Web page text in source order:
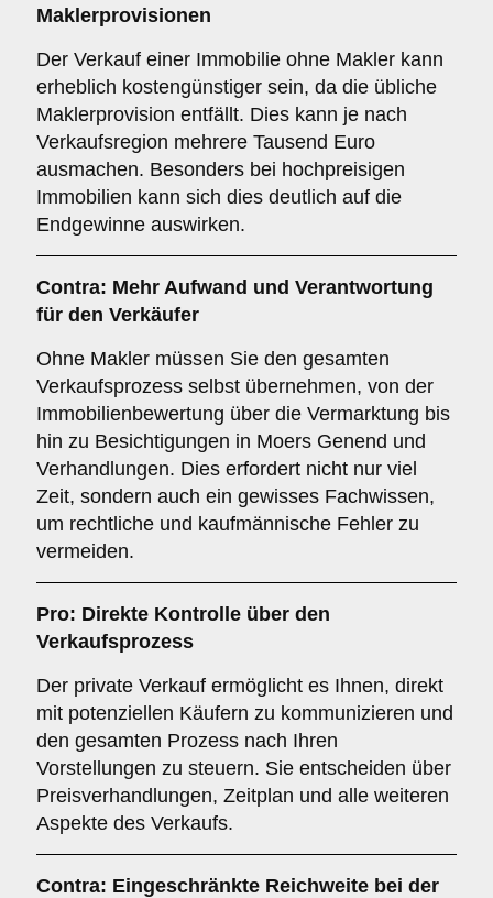
Maklerprovisionen
Der Verkauf einer Immobilie ohne Makler kann
erheblich kostengünstiger sein, da die übliche
Maklerprovision entfällt. Dies kann je nach
Verkaufsregion mehrere Tausend Euro
ausmachen. Besonders bei hochpreisigen
Immobilien kann sich dies deutlich auf die
Endgewinne auswirken.
Contra: Mehr Aufwand und Verantwortung
für den Verkäufer
Ohne Makler müssen Sie den gesamten
Verkaufsprozess selbst übernehmen, von der
Immobilienbewertung über die Vermarktung bis
hin zu Besichtigungen in Moers Genend und
Verhandlungen. Dies erfordert nicht nur viel
Zeit, sondern auch ein gewisses Fachwissen,
um rechtliche und kaufmännische Fehler zu
vermeiden.
Pro: Direkte Kontrolle über den
Verkaufsprozess
Der private Verkauf ermöglicht es Ihnen, direkt
mit potenziellen Käufern zu kommunizieren und
den gesamten Prozess nach Ihren
Vorstellungen zu steuern. Sie entscheiden über
Preisverhandlungen, Zeitplan und alle weiteren
Aspekte des Verkaufs.
Contra: Eingeschränkte Reichweite bei der